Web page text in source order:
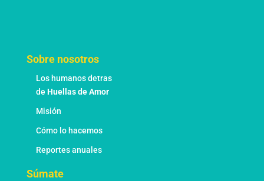
Sobre nosotros
Los humanos detras
de Huellas de Amor
Misión
Cómo lo hacemos
Reportes anuales
Súmate